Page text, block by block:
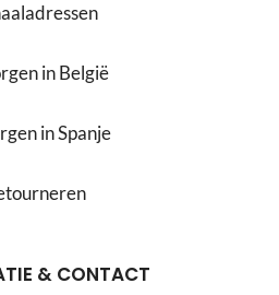
in België
in Spanje
& CONTACT